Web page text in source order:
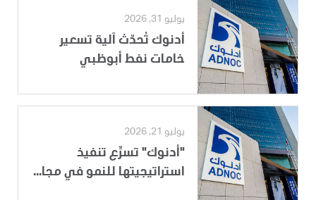
يوليو 31, 2026
أدنوك تُحدّث آلية تسعير
خامات نفط أبوظبي
يوليو 21, 2026
"أدنوك" تسرِّع تنفيذ
استراتيجيتها للنمو في مجا...